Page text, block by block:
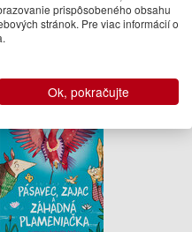
v slovenčine a češtine
prispôsobeného obsahu
stránok. Pre viac informácií o
Ok, pokračujte